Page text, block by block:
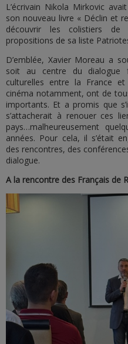
L’écrivain Nikola Mirkovic
son nouveau livre « Déclin et
découvrir les colistiers
propositions de sa liste
D’emblée, Xavier Moreau a
soit au centre du dialogue
culturelles entre la France
cinéma notamment, ont de
importants. Et a promis que
s’attacherait à renouer ces
pays…malheureusement
années. Pour cela, il s’était
des rencontres, des
dialogue.
A la rencontre des Français de